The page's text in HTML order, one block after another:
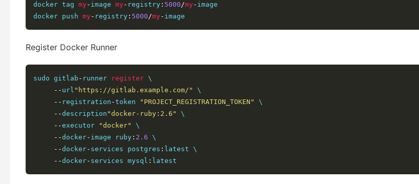
docker tag my- image my- registry : 5000/my- image
docker push my- registry : 5000/my- image
Register Docker Runner
sudo gitlab - runner register \
-- url "https://gitlab.example.com/"
\
-- registration -token "PROJECT_REGISTRATION_TOKEN"
\
--description "docker-ruby:2.6"
\
--executor "docker"
\
--docker- image ruby : 2.6 \
--docker- services postgres : latest \
--docker- services mysql :